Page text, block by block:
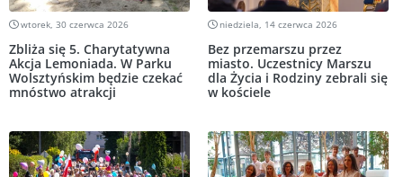
wtorek, 30 czerwca 2026
Zbliża się 5. Charytatywna
Akcja Lemoniada. W Parku
Wolsztyńskim będzie czekać
mnóstwo atrakcji
niedziela, 14 czerwca 2026
Bez przemarszu przez
miasto. Uczestnicy Marszu
dla Życia i Rodziny zebrali się
w kościele